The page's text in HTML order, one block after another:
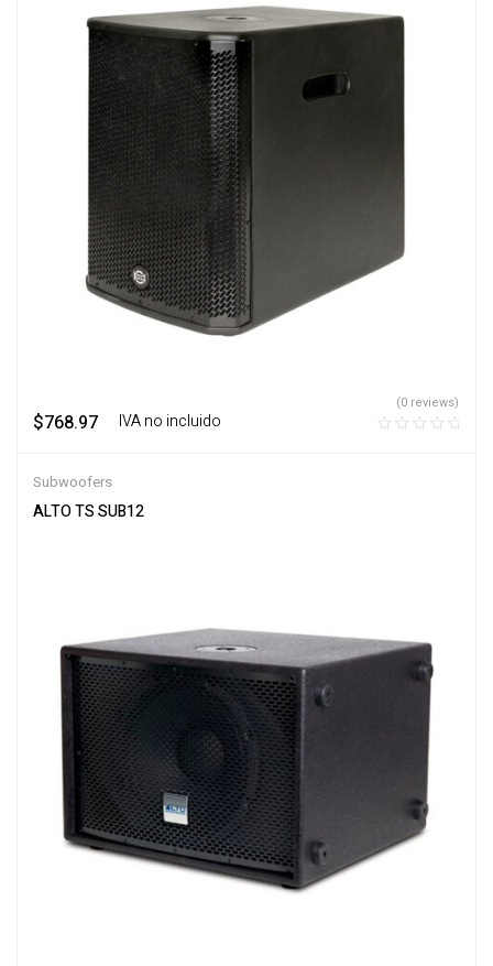
$768.97 ‎ ‎ ‎ IVA no incluido
(0 reviews)
Subwoofers
ALTO TS SUB12